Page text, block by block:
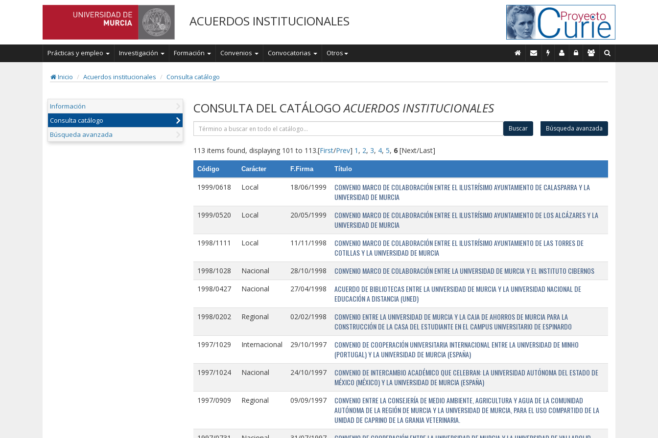
ACUERDOS INSTITUCIONALES
Prácticas y empleo Investigación Formación Convenios Convocatorias Otros
Inicio Acuerdos institucionales Consulta catálogo
Información
Consulta catálogo
Búsqueda avanzada
CONSULTA DEL CATÁLOGOACUERDOS INSTITUCIONALES
Buscar Búsqueda avanzada
113 items found, displaying 101 to 113.[First/Prev] 1 , 2, 3, 4, 5, 6[Next/Last]
Código Carácter F.Firma Título
1999/0618 Local 18/06/1999
CONVENIO MARCO DE COLABORACIÓN ENTRE EL ILUSTRÍSIMO AYUNTAMIENTO DE CALASPARRA Y LA
UNIVERSIDAD DE MURCIA
1999/0520 Local 20/05/1999
CONVENIO MARCO DE COLABORACIÓN ENTRE EL ILUSTRÍSIMO AYUNTAMIENTO DE LOS ALCÁZARES Y LA
UNIVERSIDAD DE MURCIA
1998/1111 Local 11/11/1998
CONVENIO MARCO DE COLABORACIÓN ENTRE EL ILUSTRÍSIMO AYUNTAMIENTO DE LAS TORRES DE
COTILLAS Y LA UNIVERSIDAD DE MURCIA
1998/1028 Nacional 28/10/1998 CONVENIO MARCO DE COLABORACIÓN ENTRE LA UNIVERSIDAD DE MURCIA Y EL INSTITUTO CIBERNOS
1998/0427 Nacional 27/04/1998
ACUERDO DE BIBLIOTECAS ENTRE LA UNIVERSIDAD DE MURCIA Y LA UNIVERSIDAD NACIONAL DE
EDUCACIÓN A DISTANCIA (UNED)
1998/0202 Regional 02/02/1998
CONVENIO ENTRE LA UNIVERSIDAD DE MURCIA Y LA CAJA DE AHORROS DE MURCIA PARA LA
CONSTRUCCIÓN DE LA CASA DEL ESTUDIANTE EN EL CAMPUS UNIVERSITARIO DE ESPINARDO
1997/1029 Internacional 29/10/1997
CONVENIO DE COOPERACIÓN UNIVERSITARIA INTERNACIONAL ENTRE LA UNIVERSIDAD DE MINHO
(PORTUGAL) Y LA UNIVERSIDAD DE MURCIA (ESPAÑA)
1997/1024 Nacional 24/10/1997
CONVENIO DE INTERCAMBIO ACADÉMICO QUE CELEBRAN: LA UNIVERSIDAD AUTÓNOMA DEL ESTADO DE
MÉXICO (MÉXICO) Y LA UNIVERSIDAD DE MURCIA (ESPAÑA)
1997/0909 Regional 09/09/1997
CONVENIO ENTRE LA CONSEJERÍA DE MEDIO AMBIENTE, AGRICULTURA Y AGUA DE LA COMUNIDAD
AUTÓNOMA DE LA REGIÓN DE MURCIA Y LA UNIVERSIDAD DE MURCIA, PARA EL USO COMPARTIDO DE LA
UNIDAD DE CAPRINO DE LA GRANJA VETERINARIA.